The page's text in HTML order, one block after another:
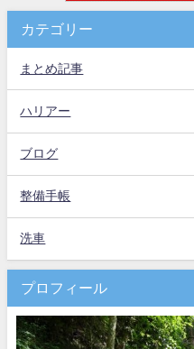
カテゴリー
まとめ記事
ハリアー
ブログ
整備手帳
洗車
プロフィール